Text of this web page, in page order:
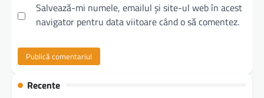
Salvează-mi numele, emailul și site-ul web în acest
navigator pentru data viitoare când o să comentez.
Recente